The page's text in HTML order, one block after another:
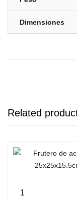
Dimensiones
Related